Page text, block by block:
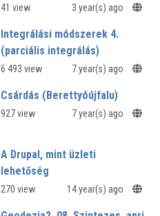
Ujság lapjain az 1860-as
41 view 3 year(s) ago
Integrálási módszerek 4.
(parciális integrálás)
6 493 view 7 year(s) ago
Csárdás (Berettyóújfalu)
927 view 7 year(s) ago
A Drupal, mint üzleti
lehetőség
270 view 14 year(s) ago